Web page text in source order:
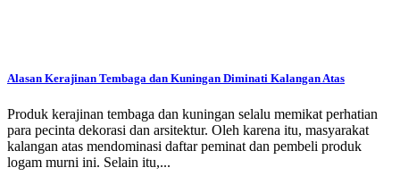
Alasan Kerajinan Tembaga dan Kuningan Diminati Kalangan Atas
Produk kerajinan tembaga dan kuningan selalu memikat perhatian
para pecinta dekorasi dan arsitektur. Oleh karena itu, masyarakat
kalangan atas mendominasi daftar peminat dan pembeli produk
logam murni ini. Selain itu,...